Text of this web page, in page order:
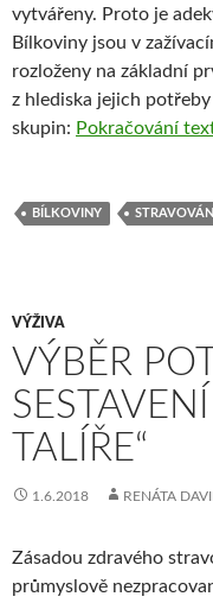
vytvářeny. Proto je
Bílkoviny jsou v
rozloženy na základní
z hlediska jejich
skupin: Pokračování
BÍLKOVINY STRAVOVÁNÍ
VÝŽIVA
VÝBĚR
TALÍŘE“
1.6.2018 RENÁTA
Zásadou zdravého
průmyslově